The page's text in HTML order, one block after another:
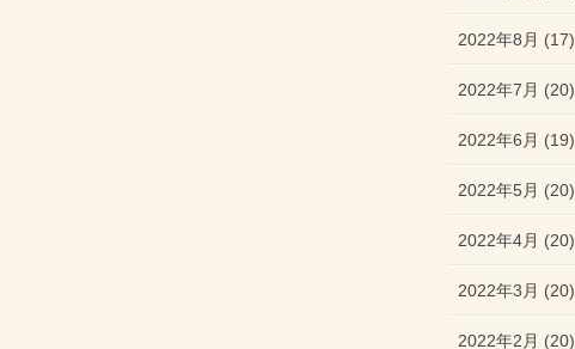
2022年8月 (17)
2022年7月 (20)
2022年6月 (19)
2022年5月 (20)
2022年4月 (20)
2022年3月 (20)
2022年2月 (20)